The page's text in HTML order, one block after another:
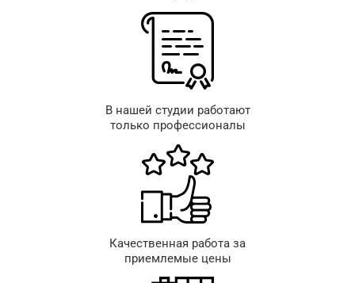
В нашей студии работают
только профессионалы
Качественная работа за
приемлемые цены